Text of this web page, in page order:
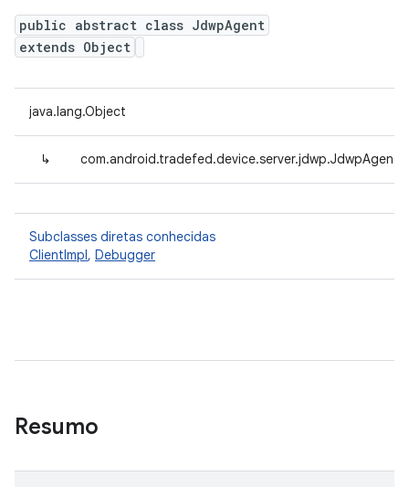
public abstract class JdwpAgent
extends Object
java.lang.Object
↳ com.android.tradefed.device.server.jdwp.JdwpAgent
Subclasses diretas conhecidas
ClientImpl, Debugger
Resumo